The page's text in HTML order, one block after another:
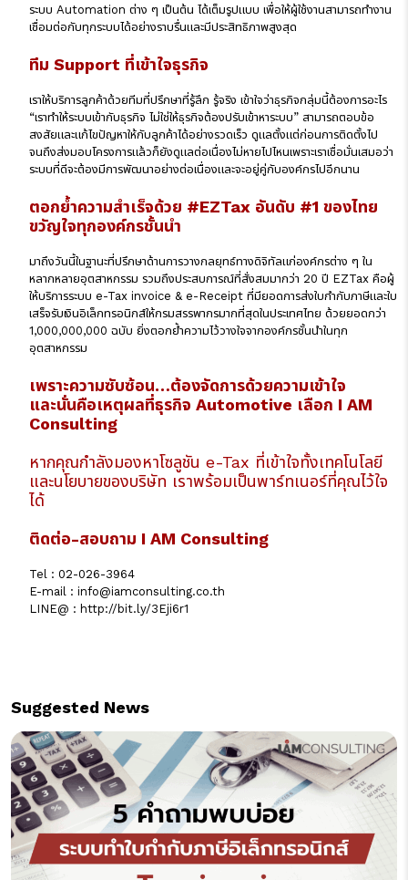
ระบบ Automation ต่าง ๆ เป็นต้น ได้เต็มรูปแบบ เพื่อให้ผู้ใช้งานสามารถทำงาน
เชื่อมต่อกับทุกระบบได้อย่างราบรื่นและมีประสิทธิภาพสูงสุด
ทีม Support ที่เข้าใจธุรกิจ
เราให้บริการลูกค้าด้วยทีมที่ปรึกษาที่รู้ลึก รู้จริง เข้าใจว่าธุรกิจกลุ่มนี้ต้องการอะไร
“เราทำให้ระบบเข้ากับธุรกิจ ไม่ใช่ให้ธุรกิจต้องปรับเข้าหาระบบ” สามารถตอบข้อ
สงสัยและแก้ไขปัญหาให้กับลูกค้าได้อย่างรวดเร็ว ดูแลตั้งแต่ก่อนการติดตั้งไป
จนถึงส่งมอบโครงการแล้วก็ยังดูแลต่อเนื่องไม่หายไปไหนเพราะเราเชื่อมั่นเสมอว่า
ระบบที่ดีจะต้องมีการพัฒนาอย่างต่อเนื่องและจะอยู่คู่กับองค์กรไปอีกนาน
ตอกย้ำความสำเร็จด้วย #EZTax อันดับ #1 ของไทย
ขวัญใจทุกองค์กรชั้นนำ
มาถึงวันนี้ในฐานะที่ปรึกษาด้านการวางกลยุทธ์ทางดิจิทัลแก่องค์กรต่าง ๆ ใน
หลากหลายอุตสาหกรรม รวมถึงประสบการณ์ที่สั่งสมมากว่า 20 ปี EZTax คือผู้
ให้บริการระบบ e-Tax invoice & e-Receipt ที่มียอดการส่งใบกำกับภาษีและใบ
เสร็จรับเงินอิเล็กทรอนิกส์ให้กรมสรรพากรมากที่สุดในประเทศไทย ด้วยยอดกว่า
1,000,000,000 ฉบับ ยิ่งตอกย้ำความไว้วางใจจากองค์กรชั้นนำในทุก
อุตสาหกรรม
เพราะความซับซ้อน…ต้องจัดการด้วยความเข้าใจ
และนั่นคือเหตุผลที่ธุรกิจ Automotive เลือก I AM
Consulting
หากคุณกำลังมองหาโซลูชัน e-Tax ที่เข้าใจทั้งเทคโนโลยี
และนโยบายของบริษัท เราพร้อมเป็นพาร์ทเนอร์ที่คุณไว้ใจ
ได้
ติดต่อ-สอบถาม I AM Consulting
Tel : 02-026-3964
E-mail : info@iamconsulting.co.th
LINE@ : http://bit.ly/3Eji6r1
Suggested News